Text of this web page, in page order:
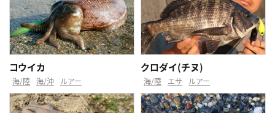
コウイカ
海/陸 海/沖 ルアー
クロダイ(チヌ)
海/陸 エサ ルアー